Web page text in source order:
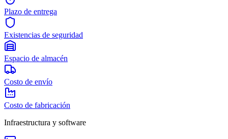
Plazo de entrega
Existencias de seguridad
Espacio de almacén
Costo de envío
Costo de fabricación
Infraestructura y software